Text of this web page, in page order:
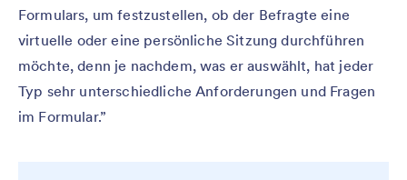
Formulars, um festzustellen, ob der Befragte eine
virtuelle oder eine persönliche Sitzung durchführen
möchte, denn je nachdem, was er auswählt, hat jeder
Typ sehr unterschiedliche Anforderungen und Fragen
im Formular.”